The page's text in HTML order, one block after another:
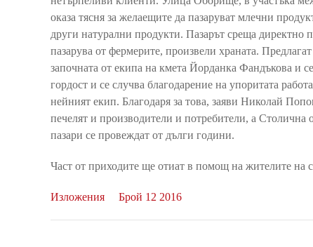
оказа тясня за желаещите да пазаруват млечни
други натурални продукти. Пазарът среща директно
пазарува от фермерите, произвели храната.
започната от екипа на кмета Йорданка Фандъкова и
гордост и се случва благодарение на упоритата
нейният екип. Благодаря за това, заяви Николай
печелят и производители и потребители, а
пазари се провеждат от дълги години.
Част от приходите ще отиат в помощ на жителите на
Изложения Брой 12 2016